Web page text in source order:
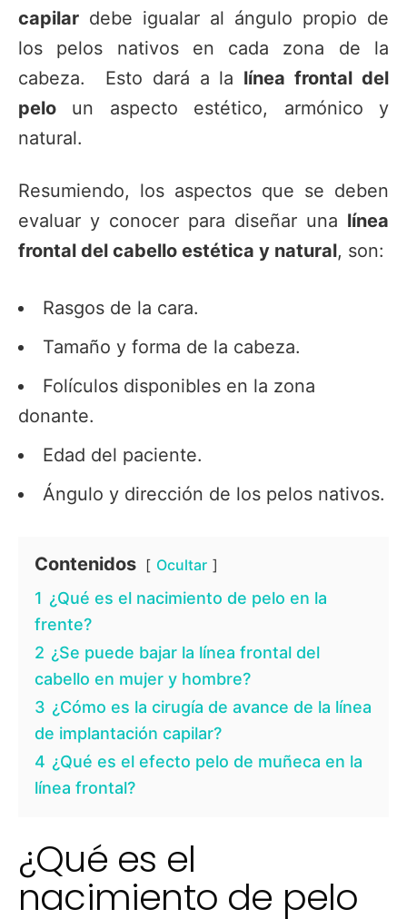
capilar debe igualar al ángulo propio de
los pelos nativos en cada zona de la
cabeza. Esto dará a la línea frontal del
pelo un aspecto estético, armónico y
natural.
Resumiendo, los aspectos que se deben
evaluar y conocer para diseñar una línea
frontal del cabello estética y natural, son:
Rasgos de la cara.
Tamaño y forma de la cabeza.
Folículos disponibles en la zona
donante.
Edad del paciente.
Ángulo y dirección de los pelos nativos.
Contenidos Ocultar
1 ¿Qué es el nacimiento de pelo en la
frente?
2 ¿Se puede bajar la línea frontal del
cabello en mujer y hombre?
3 ¿Cómo es la cirugía de avance de la línea
de implantación capilar?
4 ¿Qué es el efecto pelo de muñeca en la
línea frontal?
¿Qué es el
nacimiento de pelo